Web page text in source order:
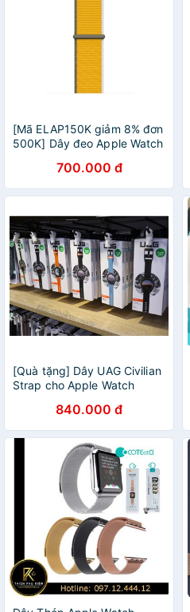
[Mã ELAP150K giảm 8% đơn
500K] Dây đeo Apple Watch
chính hãng700.000 đ
[Quà tặng] Dây UAG Civilian
Strap cho Apple Watch
phân phối NDTL)
840.000 đ